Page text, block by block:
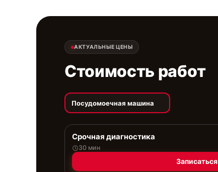
АКТУАЛЬНЫЕ ЦЕНЫ
Стоимость работ
Посудомоечная машина
Срочная диагностика
30 мин
Записаться